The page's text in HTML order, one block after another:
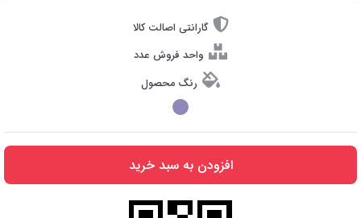
گارانتی اصالت کالا
واحد فروش عدد
رنگ محصول
افزودن به سبد خرید